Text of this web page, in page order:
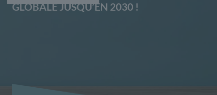
GLOBALE JUSQU’EN 2030 !